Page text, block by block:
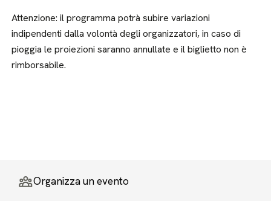
Attenzione: il programma potrà subire variazioni
indipendenti dalla volontà degli organizzatori, in caso di
pioggia le proiezioni saranno annullate e il biglietto non è
rimborsabile.
Organizza un evento